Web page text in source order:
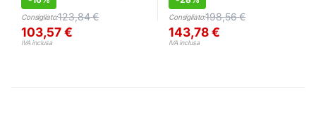
Consigliato:123,84€
103,57€
IVA inclusa
Consigliato:198,56€
143,78€
IVA inclusa